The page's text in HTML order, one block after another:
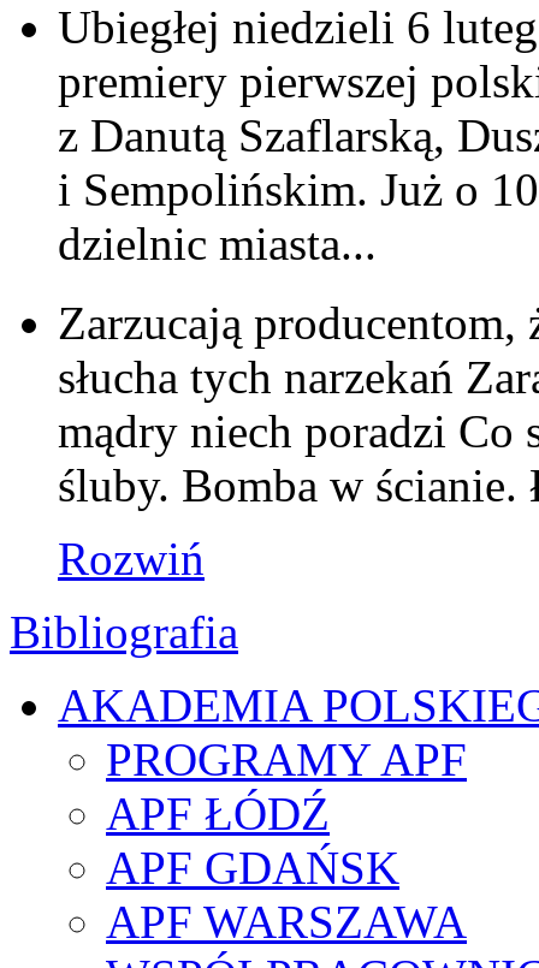
Ubiegłej niedzieli 6
premiery pierwszej
z Danutą Szaflarską,
i Sempolińskim. Już o
dzielnic miasta...
Zarzucają producentom,
słucha tych narzekań
mądry niech poradzi Co
śluby. Bomba w
Rozwiń
Bibliografia
AKADEMIA
PROGRAMY APF
APF ŁÓDŹ
APF GDAŃSK
APF WARSZAWA